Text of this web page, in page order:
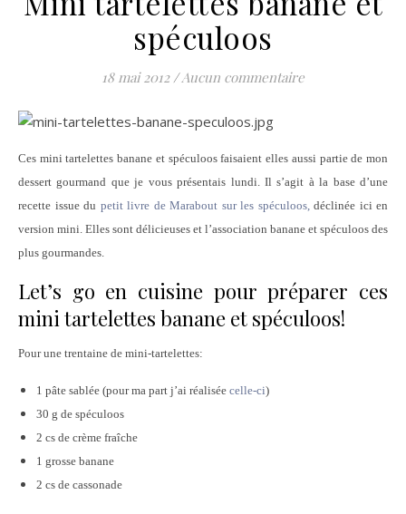
spéculoos
18 mai 2012 /Aucun commentaire
Ces mini tartelettes banane et spéculoosfaisaient elles aussi partie de mon
dessert gourmand que je vous présentais lundi. Il s’agit à la base d’une
recette issue du petit livre de Marabout sur les spéculoos,déclinée ici en
version mini. Elles sont délicieuses et l’association banane et spéculoos des
plus gourmandes.
Let’s go en cuisine pour préparer ces
mini tartelettes banane et spéculoos!
Pour une trentaine de mini-tartelettes:
1 pâte sablée (pour ma part j’ai réalisée celle-ci)
30 g de spéculoos
2 cs de crème fraîche
1 grosse banane
2 cs de cassonade